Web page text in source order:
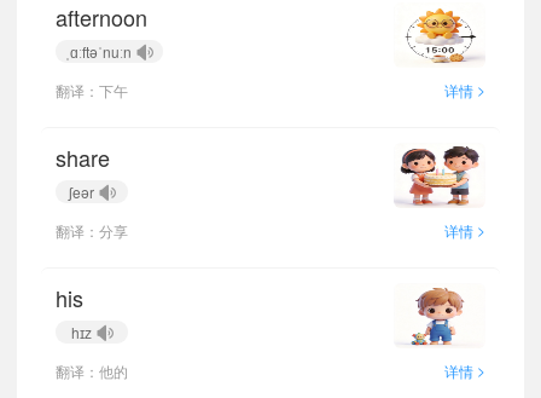
afternoon
ˌɑːftəˈnuːn
翻译：下午
详情 >
share
ʃeər
翻译：分享
详情 >
his
hɪz
翻译：他的
详情 >